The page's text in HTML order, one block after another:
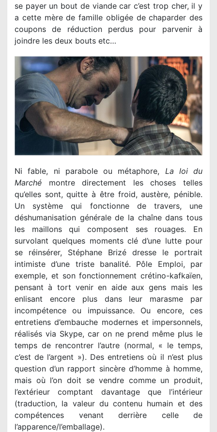
se payer un bout de viande car c’est trop cher, il y
a cette mère de famille obligée de chaparder des
coupons de réduction perdus pour parvenir à
joindre les deux bouts etc…
Ni fable, ni parabole ou métaphore, La loi du
Marché montre directement les choses telles
qu’elles sont, quitte à être froid, austère, pénible.
Un système qui fonctionne de travers, une
déshumanisation générale de la chaîne dans tous
les maillons qui composent ses rouages. En
survolant quelques moments clé d’une lutte pour
se réinsérer, Stéphane Brizé dresse le portrait
intimiste d’une triste banalité. Pôle Emploi, par
exemple, et son fonctionnement crétino-kafkaïen,
pensant à tort venir en aide aux gens mais les
enlisant encore plus dans leur marasme par
incompétence ou impuissance. Ou encore, ces
entretiens d’embauche modernes et impersonnels,
réalisés via Skype, car on ne prend même plus le
temps de rencontrer l’autre (normal, « le temps,
c’est de l’argent »). Des entretiens où il n’est plus
question d’un rapport sincère d’homme à homme,
mais où l’on doit se vendre comme un produit,
l’extérieur comptant davantage que l’intérieur
(traduction, la valeur du contenu humain et des
compétences venant derrière celle de
l’apparence/l’emballage).